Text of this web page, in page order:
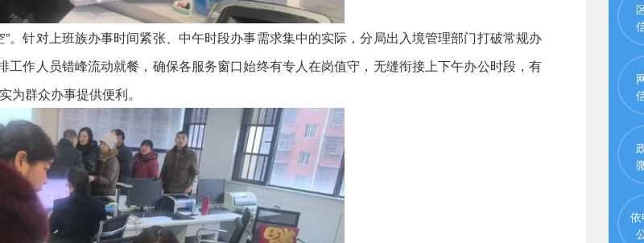
针对上班族办事时间紧张、中午时段办事需求集中的实际，分局出入境管理部门打破常规办
工作人员错峰流动就餐，确保各服务窗口始终有专人在岗值守，无缝衔接上下午办公时段，有
群众办事提供便利。